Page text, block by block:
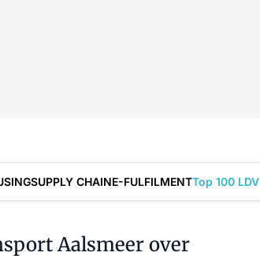
SUPPLY CHAINE-FULFILMENTTop 100 LDV
Aalsmeer over